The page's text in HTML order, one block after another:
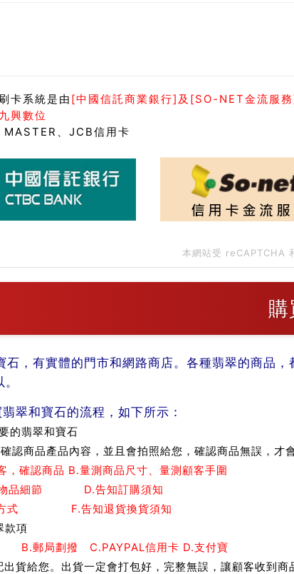
卡系統是由 [中國信託商業銀行]及[SO-NET金流服
九興數位
MASTER、JCB信用卡
本網站受 reCAPTCHA
購
石，有實體的門市和網路商店。各種翡翠的商品
翠和寶石的流程，如下所示：
的翡翠和寶石
認商品產品內容，並且會拍照給您，確認商品無誤，才
，確認商品 B.量測商品尺寸、量測顧客手圍
物品細節 D.告知訂購須知
方式 F.告知退貨換貨須知
款項
B.郵局劃撥 C.PAYPAL信用卡 D.支付寶
貨給您。出貨一定會打包好，完整無誤，讓顧客收到商